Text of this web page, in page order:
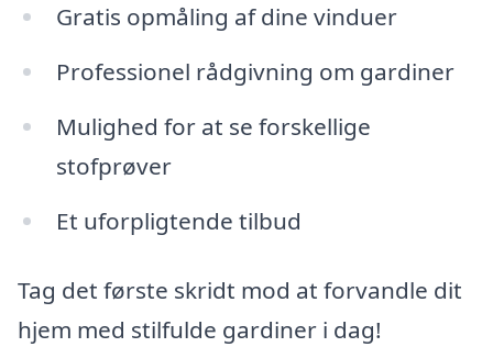
Gratis opmåling af dine vinduer
Professionel rådgivning om gardiner
Mulighed for at se forskellige
stofprøver
Et uforpligtende tilbud
Tag det første skridt mod at forvandle dit
hjem med stilfulde gardiner i dag!